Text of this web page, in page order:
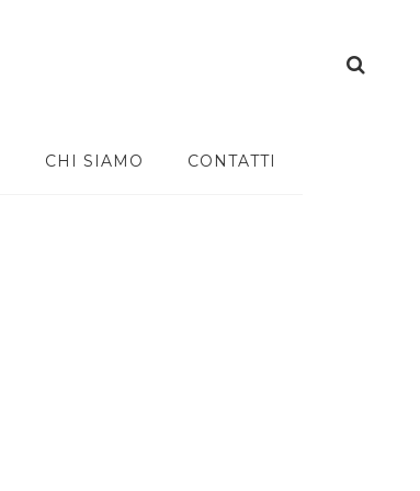
CHI SIAMO CONTATTI